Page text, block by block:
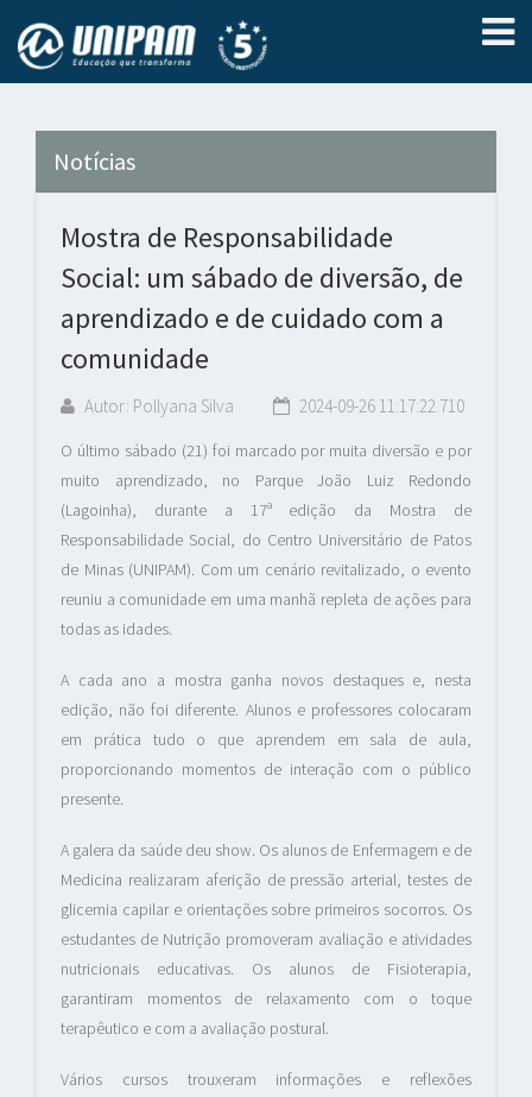
Notícias
Mostra de Responsabilidade
Social: um sábado de diversão, de
aprendizado e de cuidado com a
comunidade
Autor: Pollyana Silva 2024-09-26 11:17:22.710
O último sábado (21) foi marcado por muita diversão e por
muito aprendizado, no Parque João Luiz Redondo
(Lagoinha), durante a 17ª edição da Mostra de
Responsabilidade Social, do Centro Universitário de Patos
de Minas (UNIPAM). Com um cenário revitalizado, o evento
reuniu a comunidade em uma manhã repleta de ações para
todas as idades.
A cada ano a mostra ganha novos destaques e, nesta
edição, não foi diferente. Alunos e professores colocaram
em prática tudo o que aprendem em sala de aula,
proporcionando momentos de interação com o público
presente.
A galera da saúde deu show. Os alunos de Enfermagem e de
Medicina realizaram aferição de pressão arterial, testes de
glicemia capilar e orientações sobre primeiros socorros. Os
estudantes de Nutrição promoveram avaliação e atividades
nutricionais educativas. Os alunos de Fisioterapia,
garantiram momentos de relaxamento com o toque
terapêutico e com a avaliação postural.
Vários cursos trouxeram informações e reflexões